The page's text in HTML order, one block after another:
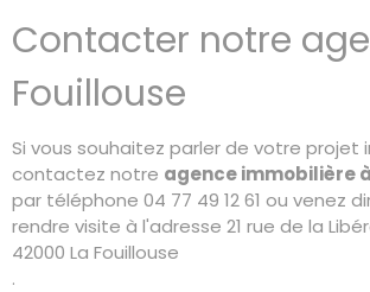
Contacter notre
Fouillouse
Si vous souhaitez parler de votre projet
contactez notre agence immobilière
par téléphone 04 77 49 12 61 ou venez
rendre visite à l'adresse 21 rue de la
42000 La Fouillouse
.